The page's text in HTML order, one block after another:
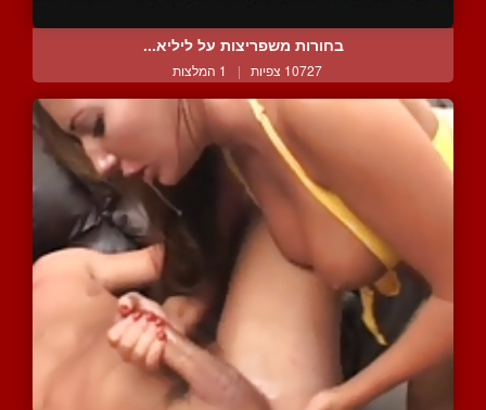
בחורות משפריצות על ליליא...
10727 צפיות | 1 המלצות